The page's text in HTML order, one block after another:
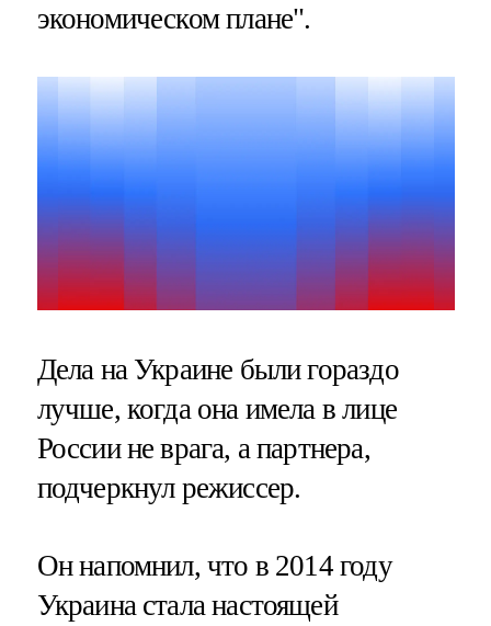
экономическом плане".
Дела на Украине были гораздо
лучше, когда она имела в лице
России не врага, а партнера,
подчеркнул режиссер.
Он напомнил, что в 2014 году
Украина стала настоящей